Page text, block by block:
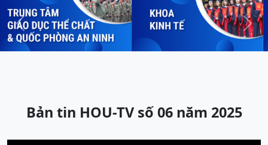
Previous Next
Bản tin HOU-TV số 06 năm 2025